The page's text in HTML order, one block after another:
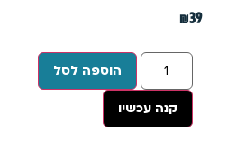
₪39
הוספה לסל
קנה עכשיו